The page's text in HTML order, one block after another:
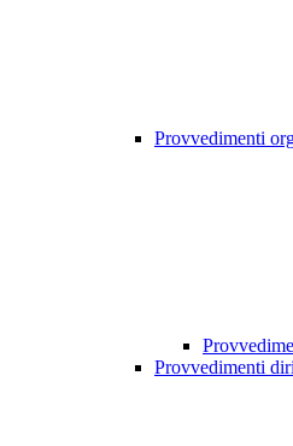
Provvedimenti
Provvedimenti